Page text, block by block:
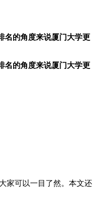
名的角度来说厦门大学更
名的角度来说厦门大学更
家可以一目了然。本文还